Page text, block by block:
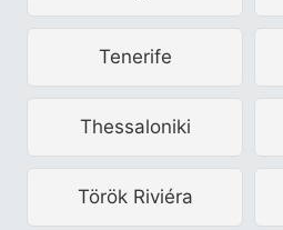
Tenerife
Thessaloniki
Török Riviéra